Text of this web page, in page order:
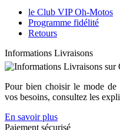
le Club VIP Oh-Motos
Programme fidélité
Retours
Informations Livraisons
Pour bien choisir le mode
vos besoins, consultez les
En savoir plus
Paiement sécurisé